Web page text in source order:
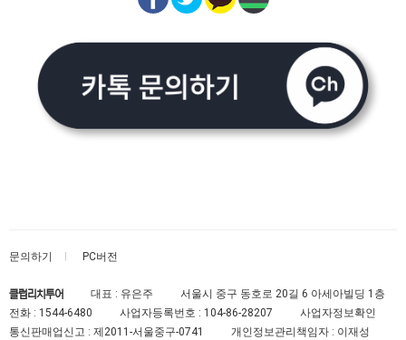
문의하기 PC버전
클럽리치투어 대표 : 유은주
서울시 중구 동호로 20길 6 아세아빌딩 1층
전화 : 1544-6480 사업자등록번호 : 104-86-28207
사업자정보확인
통신판매업신고 : 제2011-서울중구-0741 개인정보관리책임자 : 이재성